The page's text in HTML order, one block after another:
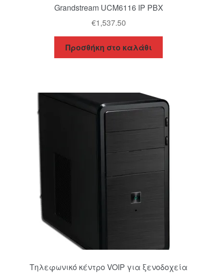
Grandstream UCM6116 IP PBX
€1,537.50
Προσθήκη στο καλάθι
Τηλεφωνικό κέντρο VOIP για ξενοδοχεία